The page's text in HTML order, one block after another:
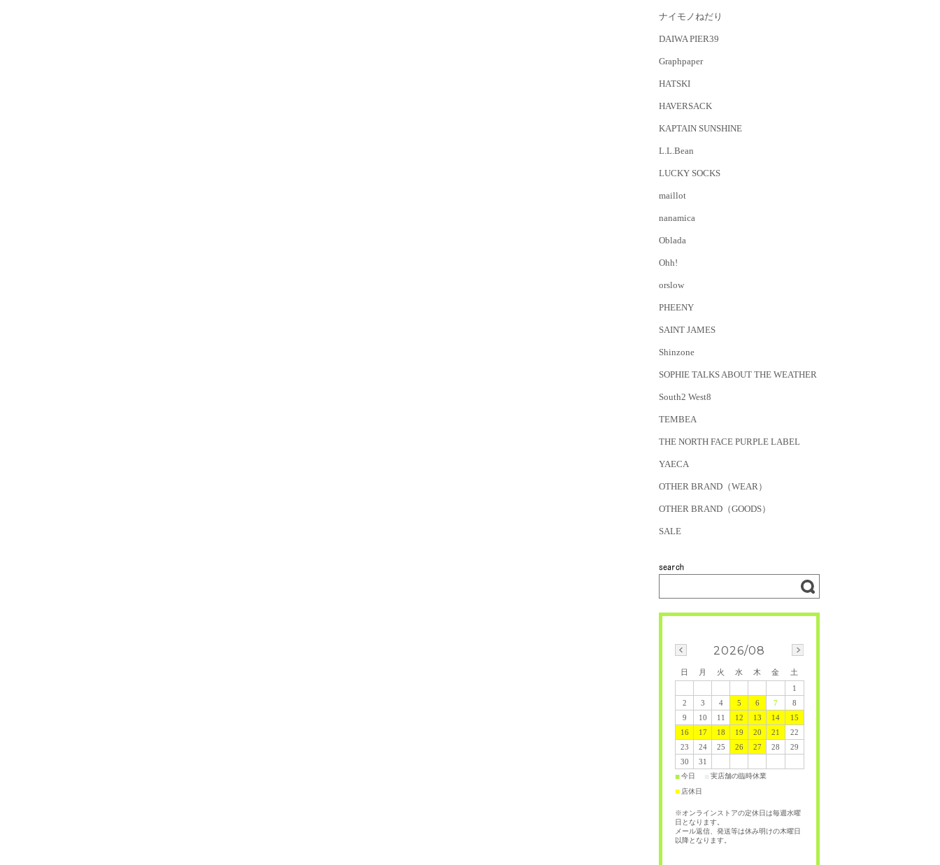
ナイモノねだり
DAIWA PIER39
Graphpaper
HATSKI
HAVERSACK
KAPTAIN SUNSHINE
L.L.Bean
LUCKY SOCKS
maillot
nanamica
Oblada
Ohh!
orslow
PHEENY
SAINT JAMES
Shinzone
SOPHIE TALKS ABOUT THE WEATHER
South2 West8
TEMBEA
THE NORTH FACE PURPLE LABEL
YAECA
OTHER BRAND（WEAR）
OTHER BRAND（GOODS）
SALE
2026/08
日 月 火 水 木 金
土
1
2
3 4 5 6 7
8
9
10 11 12 13 14
15
16
17 18 19 20 21
22
23
24 25 26 27 28
29
30
31
■今日 実店舗の臨時休業
■ 店休日
※オンラインストアの定休日は毎週水曜
日となります。
メール返信、発送等は休み明けの木曜日
以降となります。